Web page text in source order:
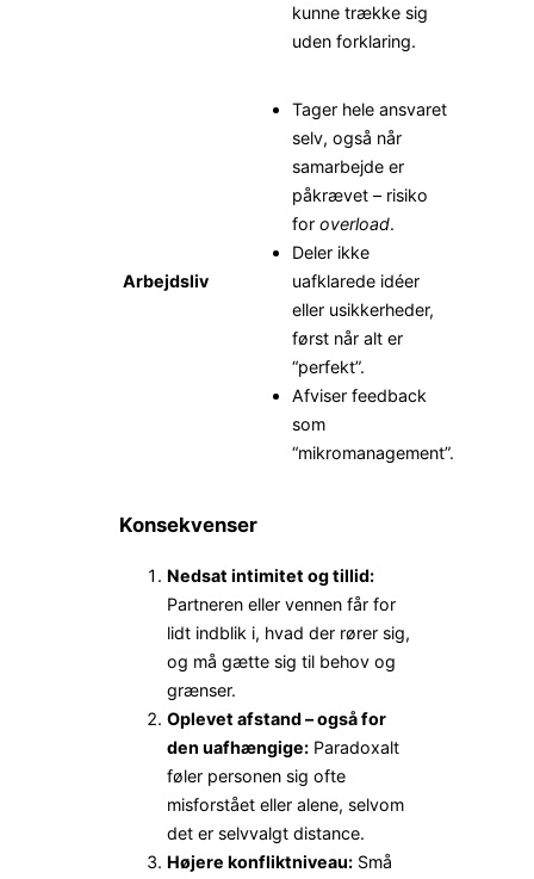
kunne trække sig
uden forklaring.
Arbejdsliv
Tager hele ansvaret
selv, også når
samarbejde er
påkrævet – risiko
for overload.
Deler ikke
uafklarede idéer
eller usikkerheder,
først når alt er
“perfekt”.
Afviser feedback
som
“mikromanagement”.
Konsekvenser
Nedsat intimitet og tillid:
Partneren eller vennen får for
lidt indblik i, hvad der rører sig,
og må gætte sig til behov og
grænser.
Oplevet afstand – også for
den uafhængige: Paradoxalt
føler personen sig ofte
misforstået eller alene, selvom
det er selvvalgt distance.
Højere konfliktniveau: Små